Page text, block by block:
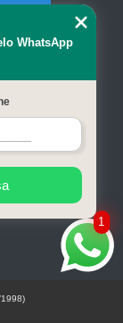
1
WhatsApp